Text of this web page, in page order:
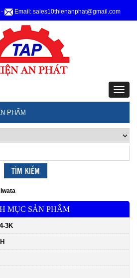
- Email: sales10thienanphat@gmail.com
PHẨM
Iwata
MỤC SẢN PHẨM
3K